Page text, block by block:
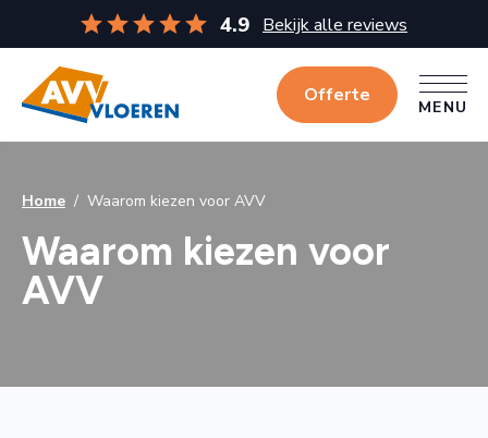
4.9 Bekijk alle reviews
Offerte
MENU
Home / Waarom kiezen voor AVV
Waarom kiezen voor
AVV